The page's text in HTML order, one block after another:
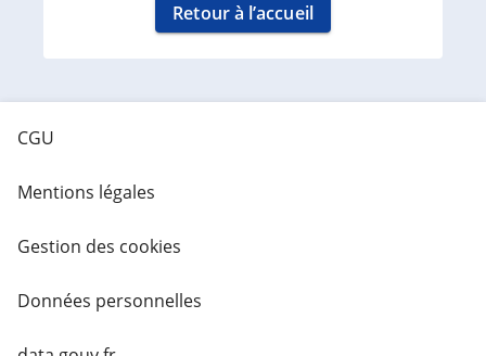
Retour à l’accueil
CGU
Mentions légales
Gestion des cookies
Données personnelles